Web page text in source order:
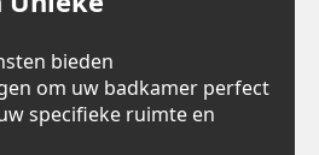
bieden
om uw badkamer perfect
specifieke ruimte en